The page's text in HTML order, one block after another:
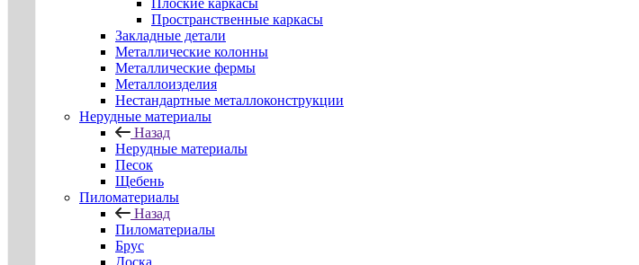
Плоские каркасы
Пространственные каркасы
Закладные детали
Металлические колонны
Металлические фермы
Металлоизделия
Нестандартные металлоконструкции
Нерудные материалы
Назад
Нерудные материалы
Песок
Щебень
Пиломатериалы
Назад
Пиломатериалы
Брус
Доска